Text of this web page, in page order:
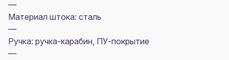
—
Материал штока: сталь
—
Ручка: ручка-карабин, ПУ-покрытие
—